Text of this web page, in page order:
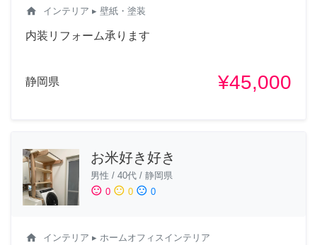
home インテリア ▸ 壁紙・塗装
内装リフォーム承ります
静岡県 ¥45,000
お米好き好き
男性 / 40代 / 静岡県
sentiment_satisfied 0 sentiment_neutral 0 sentiment_dissatisfied 0
home インテリア ▸ ホームオフィスインテリア